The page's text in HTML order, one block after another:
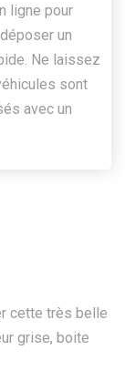
ligne pour
un
Ne laissez
sont
avec un
cette très belle
grise, boite